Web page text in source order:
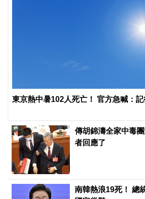
東京熱中暑102人死亡！ 官方急喊：
傳胡錦濤全家中毒
者回應了
南韓熱浪19死！ 總